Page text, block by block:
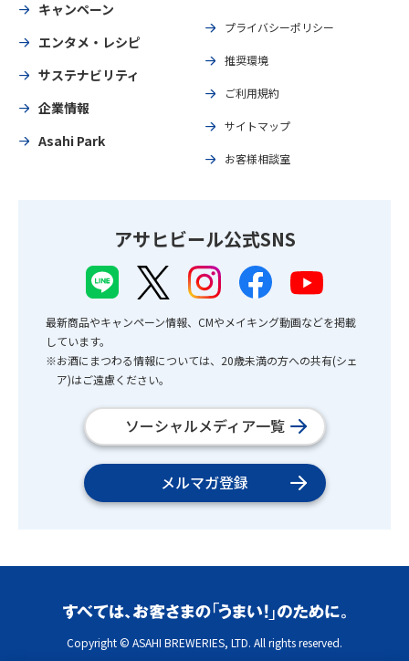
キャンペーン
エンタメ・レシピ
サステナビリティ
企業情報
Asahi Park
プライバシーポリシー
推奨環境
ご利用規約
サイトマップ
お客様相談室
アサヒビール公式SNS
最新商品やキャンペーン情報、CMやメイキング動画などを掲載
しています。
※お酒にまつわる情報については、20歳未満の方への共有(シェ
ア)はご遠慮ください。
ソーシャルメディア一覧
メルマガ登録
Copyright © ASAHI BREWERIES, LTD. All rights reserved.